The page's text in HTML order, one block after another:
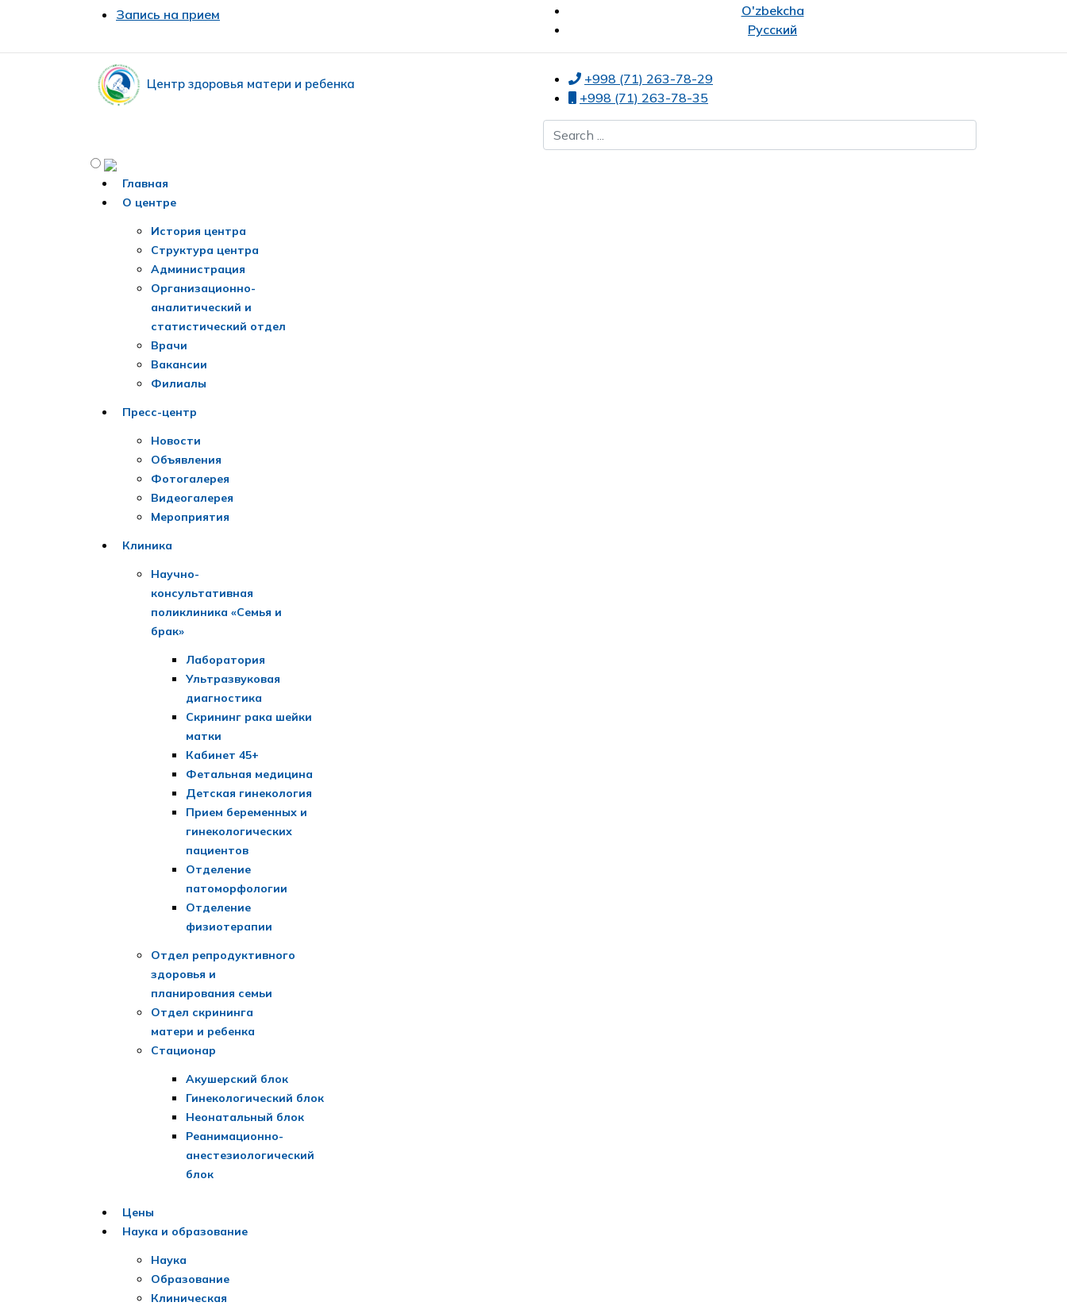
Запись на прием
O'zbekcha
Русский
Центр здоровья матери и ребенка
+998 (71) 263-78-29
+998 (71) 263-78-35
Главная
О центре
История центра
Структура центра
Администрация
Организационно-
аналитический и
статистический отдел
Врачи
Вакансии
Филиалы
Пресс-центр
Новости
Объявления
Фотогалерея
Видеогалерея
Мероприятия
Клиника
Научно-
консультативная
поликлиника «Семья и
брак»
Лаборатория
Ультразвуковая
диагностика
Скрининг рака шейки
матки
Кабинет 45+
Фетальная медицина
Детская гинекология
Прием беременных и
гинекологических
пациентов
Отделение
патоморфологии
Отделение
физиотерапии
Отдел репродуктивного
здоровья и
планирования семьи
Отдел скрининга
матери и ребенка
Стационар
Акушерский блок
Гинекологический блок
Неонатальный блок
Реанимационно-
анестезиологический
блок
Цены
Наука и образование
Наука
Образование
Клиническая